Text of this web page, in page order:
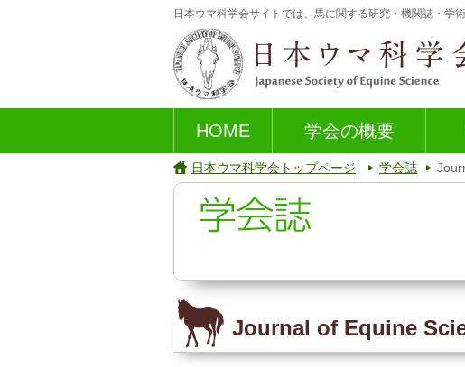
日本ウマ科学会サイトでは、馬に関する研究・機関誌・学
HOME 学会の概要
日本ウマ科学会トップページ 学会誌
Journal of Equine